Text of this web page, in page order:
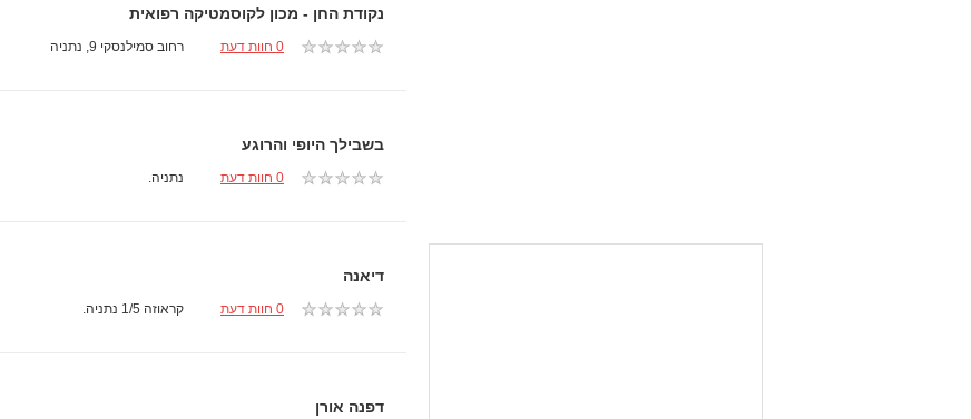
נקודת החן - מכון לקוסמטיקה רפואית
0 חוות דעת רחוב סמילנסקי 9, נתניה
בשבילך היופי והרוגע
0 חוות דעת נתניה.
דיאנה
0 חוות דעת קראוזה 1/5 נתניה.
דפנה אורן